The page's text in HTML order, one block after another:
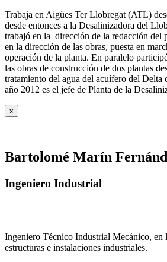
Trabaja en Aigües Ter Llobregat (ATL)
desde entonces a la Desalinizadora del
trabajó en la dirección de la redacción del
en la dirección de las obras, puesta en
operación de la planta. En paralelo
las obras de construcción de dos plantas
tratamiento del agua del acuífero del Delta
año 2012 es el jefe de Planta de la
x
Bartolomé Marín
Ingeniero Industrial
Ingeniero Técnico Industrial Mecánico, en
estructuras e instalaciones industriales.